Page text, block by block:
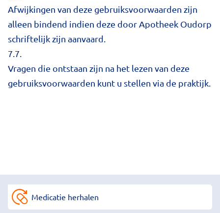
Afwijkingen van deze gebruiksvoorwaarden zijn
alleen bindend indien deze door Apotheek Oudorp
schriftelijk zijn aanvaard.
7.7.
Vragen die ontstaan zijn na het lezen van deze
gebruiksvoorwaarden kunt u stellen via de praktijk.
Medicatie herhalen